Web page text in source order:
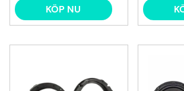
KÖP NU